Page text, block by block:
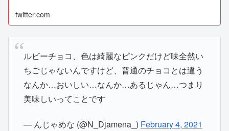
twitter.com
ルビーチョコ、色は綺麗なピンクだけど味全然い
ちごじゃないんですけど、普通のチョコとは違う
なんか…おいしい…なんか…あるじゃん…つまり
美味しいってことです
— んじゃめな (@N_Djamena_) February 4, 2021